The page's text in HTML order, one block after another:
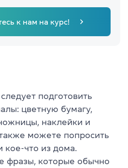
к нам на курс!
подготовить
цветную бумагу,
наклейки и
можете попросить
кое-что из дома.
фразы, которые обычно